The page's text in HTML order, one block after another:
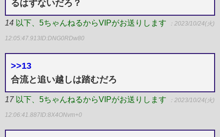
るはずないだろ？
14 以下、5ちゃんねるからVIPがお送りします ：2023/10/24(火)
12:05:47.913ID:DNG0RDw80
>>13
合流と追い越しは踏むだろ
17 以下、5ちゃんねるからVIPがお送りします ：2023/10/24(火)
12:06:41.887ID:8X4ONvm+0